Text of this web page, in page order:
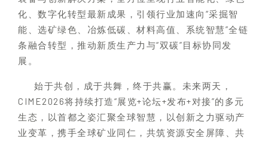
化、数字化转型最新成果，引领行业加速向“采掘智
能、选矿绿色、冶炼低碳、材料高值、系统智慧”全链
条融合转型，推动新质生产力与“双碳”目标协同发
展。
始于共创，成于共舞，终于共赢。未来两天，
CIME2026将持续打造“展览+论坛+发布+对接”的多元
生态，以首都之姿汇聚全球智慧，以创新之力驱动产
业变革，携手全球矿业同仁，共筑资源安全屏障、共